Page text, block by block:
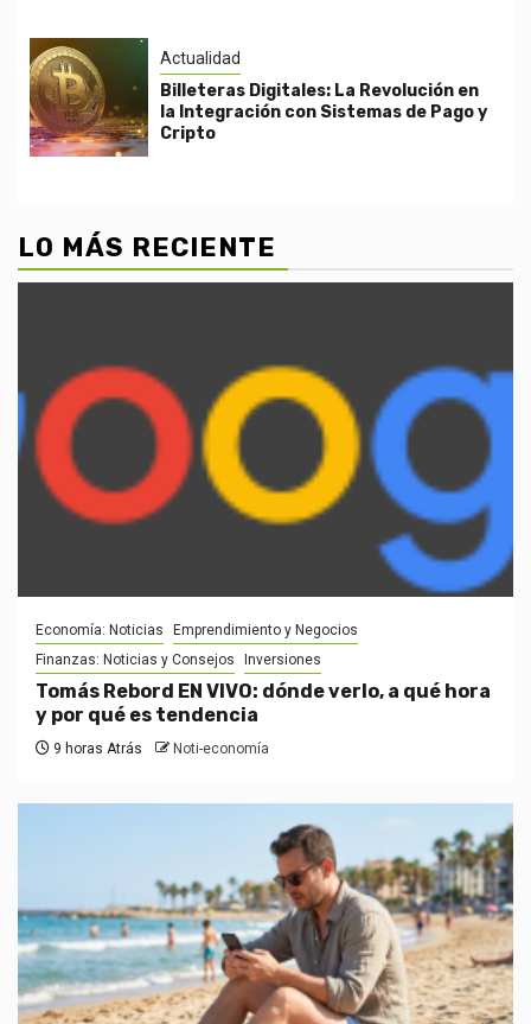
Actualidad
Billeteras Digitales: La Revolución en
la Integración con Sistemas de Pago y
Cripto
LO MÁS RECIENTE
Economía: Noticias
Emprendimiento y Negocios
Finanzas: Noticias y Consejos
Inversiones
Tomás Rebord EN VIVO: dónde verlo, a qué hora
y por qué es tendencia
9 horas Atrás Noti-economía